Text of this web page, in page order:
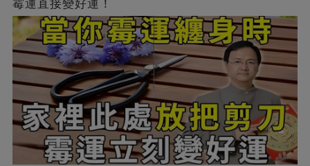
霉運直接變好運！